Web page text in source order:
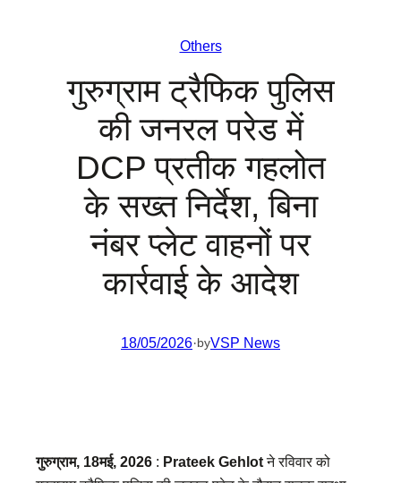
Others
गुरुग्राम ट्रैफिक पुलिस
की जनरल परेड में
DCP प्रतीक गहलोत
के सख्त निर्देश, बिना
नंबर प्लेट वाहनों पर
कार्रवाई के आदेश
18/05/2026·byVSP News
गुरुग्राम, 18मई, 2026 : Prateek Gehlotने रविवार को